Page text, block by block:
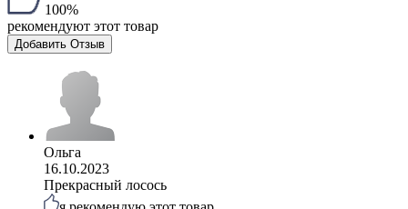
100%
рекомендуют этот товар
Добавить Отзыв
Ольга
16.10.2023
Прекрасный лосось